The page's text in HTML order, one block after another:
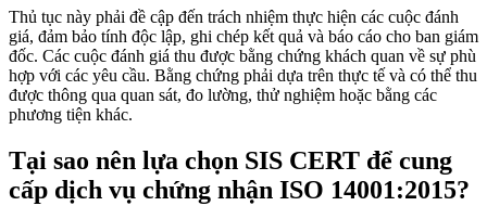
Thủ tục này phải đề cập đến trách nhiệm thực hiện các cuộc đánh
giá, đảm bảo tính độc lập, ghi chép kết quả và báo cáo cho ban giám
đốc. Các cuộc đánh giá thu được bằng chứng khách quan về sự phù
hợp với các yêu cầu. Bằng chứng phải dựa trên thực tế và có thể thu
được thông qua quan sát, đo lường, thử nghiệm hoặc bằng các
phương tiện khác.
Tại sao nên lựa chọn SIS CERT để cung
cấp dịch vụ chứng nhận ISO 14001:2015?